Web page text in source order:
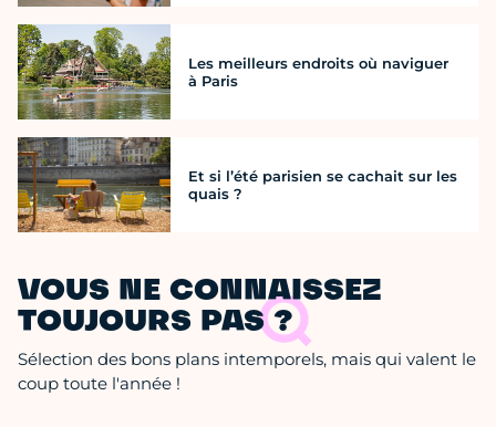
Les meilleurs endroits où naviguer
à Paris
Et si l’été parisien se cachait sur les
quais ?
VOUS NE CONNAISSEZ
TOUJOURS PAS ?
Sélection des bons plans intemporels, mais qui valent le
coup toute l'année !